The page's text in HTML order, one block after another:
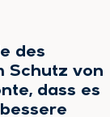
des
Schutz von
dass es